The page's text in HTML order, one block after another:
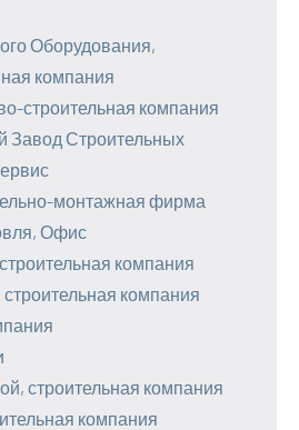
Оборудования,
компания
строительная компания
Завод Строительных
монтажная фирма
Офис
компания
компания
строительная компания
компания